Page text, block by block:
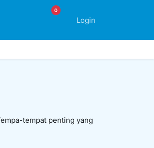
0
Login
tempat penting yang